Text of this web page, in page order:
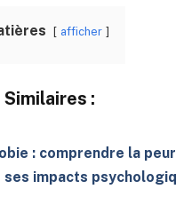
afficher
:
: comprendre la
ses impacts